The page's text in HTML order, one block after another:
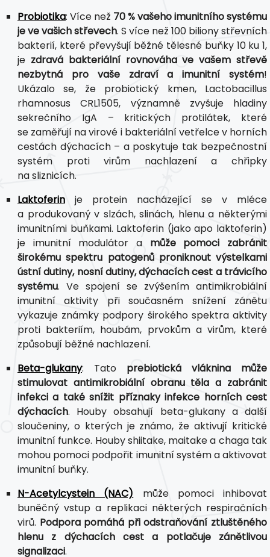
Probiotika: Více než 70 % vašeho imunitního systému
je ve vašich střevech. S více než 100 biliony střevních
bakterií, které převyšují běžné tělesné buňky 10 ku 1,
je zdravá bakteriální rovnováha ve vašem střevě
nezbytná pro vaše zdraví a imunitní systém!
Ukázalo se, že probiotický kmen, Lactobacillus
rhamnosus CRL1505, významně zvyšuje hladiny
sekrečního IgA – kritických protilátek, které
se zaměřují na virové i bakteriální vetřelce v horních
cestách dýchacích – a poskytuje tak bezpečnostní
systém proti virům nachlazení a chřipky
na sliznicích.
Laktoferin je protein nacházející se v mléce
a produkovaný v slzách, slinách, hlenu a některými
imunitními buňkami. Laktoferin (jako apo laktoferin)
je imunitní modulátor a může pomoci zabránit
širokému spektru patogenů proniknout výstelkami
ústní dutiny, nosní dutiny, dýchacích cest a trávicího
systému. Ve spojení se zvýšením antimikrobiální
imunitní aktivity při současném snížení zánětu
vykazuje známky podpory širokého spektra aktivity
proti bakteriím, houbám, prvokům a virům, které
způsobují běžné nachlazení.
Beta-glukany: Tato prebiotická vláknina může
stimulovat antimikrobiální obranu těla a zabránit
infekci a také snížit příznaky infekce horních cest
dýchacích. Houby obsahují beta-glukany a další
sloučeniny, o kterých je známo, že aktivují kritické
imunitní funkce. Houby shiitake, maitake a chaga tak
mohou pomoci podpořit imunitní systém a aktivovat
imunitní buňky.
N-Acetylcystein (NAC) může pomoci inhibovat
buněčný vstup a replikaci některých respiračních
virů. Podpora pomáhá při odstraňování ztluštěného
hlenu z dýchacích cest a potlačuje zánětlivou
signalizaci.